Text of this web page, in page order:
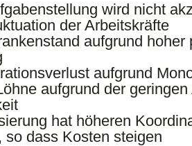
wird nicht
der Arbeitskräfte
aufgrund hoher
aufgrund
aufgrund der
hat höheren
so dass Kosten steigen